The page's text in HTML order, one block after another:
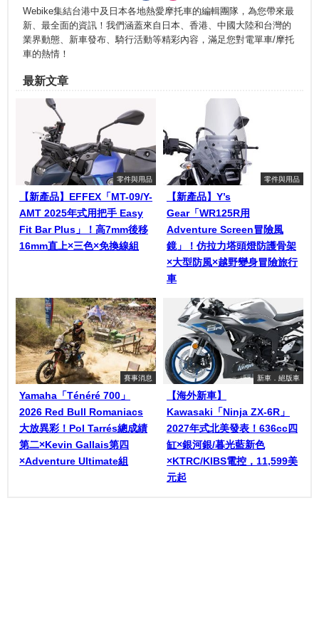
Webike集結台港中及日本各地熱愛摩托車的編輯團隊，為您帶來最
新、最全面的資訊！我們涵蓋來自日本、香港、中國大陸和台灣的
業界動態、新車發布、騎行活動等精彩內容，滿足您對電單車/摩托
車的熱情！
最新文章
零件與用品
【新產品】EFFEX「MT-09/Y-
AMT 2025年式用把手 Easy
Fit Bar Plus」！高7mm後移
16mm直上×三色×免換線組
零件與用品
【新產品】Y’s
Gear「WR125R用
Adventure Screen冒險風
鏡」！仿拉力塔頭燈防護骨架
×大型防風×越野變身冒險旅行
車
賽事消息
Yamaha「Ténéré 700」
2026 Red Bull Romaniacs
大放異彩！Pol Tarrés總成績
第二×Kevin Gallais第四
×Adventure Ultimate組
新車．絕版車
【海外新車】
Kawasaki「Ninja ZX-6R」
2027年式北美發表！636cc四
缸×銀河銀/暮光藍新色
×KTRC/KIBS電控，11,599美
元起